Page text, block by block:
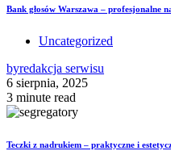
Bank głosów Warszawa – profesjonalne
Uncategorized
byredakcja serwisu
6 sierpnia, 2025
3 minute read
Teczki z nadrukiem – praktyczne i